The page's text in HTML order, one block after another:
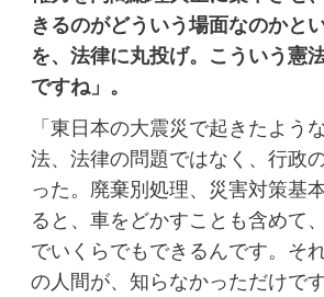
きるのがどういう場面なのかと
を、法律に丸投げ。こういう憲
ですね」。
「東日本の大震災で起きたよう
法、法律の問題ではなく、行政
った。廃棄別処理、災害対策基
ると、車をどかすことも含めて
でいくらでもできるんです。そ
の人間が、知らなかっただけで